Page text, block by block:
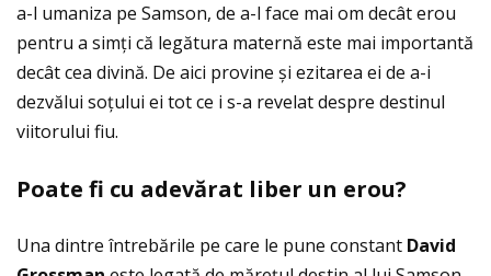
a-l umaniza pe Samson, de a-l face mai om decât erou
pentru a simţi că legătura maternă este mai importantă
decât cea divină. De aici provine și ezitarea ei de a-i
dezvălui soţului ei tot ce i s-a revelat despre destinul
viitorului fiu.
Poate fi cu adevărat liber un erou?
Una dintre întrebările pe care le pune constant David